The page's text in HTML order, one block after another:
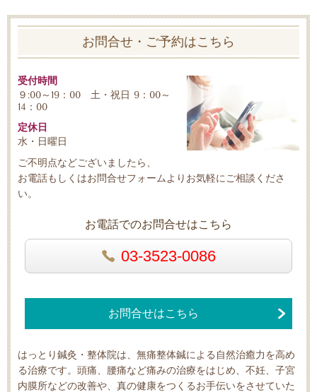
お問合せ・ご予約はこちら
受付時間
９:00～19：00 土・祝日 9：00～
14：00
定休日
水・日曜日
ご不明点などございましたら、
お電話もしくはお問合せフォームよりお気軽にご相談くださ
い。
お電話でのお問合せはこちら
03-3523-0086
お問合せはこちら
はっとり鍼灸・整体院は、無痛整体鍼による自然治癒力を高め
る治療です。頭痛、腰痛など痛みの治療をはじめ、不妊、子宮
内膜所などの改善や、真の健康をつくるお手伝いをさせていた